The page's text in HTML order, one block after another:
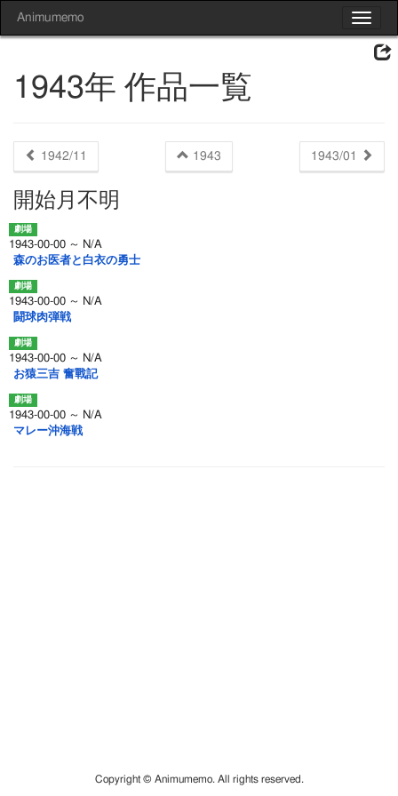
Toggle
Animumemo
1943年 作品一覧
1942/11 1943 1943/01
開始月不明
1943-00-00 ～ N/A
森のお医者と白衣の勇士
1943-00-00 ～ N/A
闘球肉弾戦
1943-00-00 ～ N/A
お猿三吉 奮戰記
1943-00-00 ～ N/A
マレー沖海戦
Copyright © Animumemo. All rights reserved.